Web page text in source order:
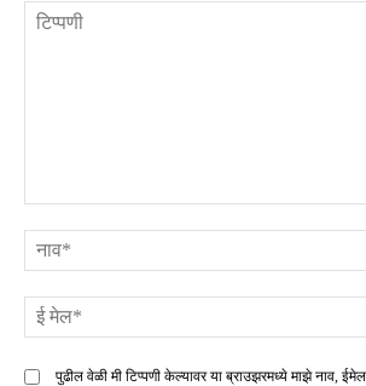
पुढील वेळी मी टिप्पणी केल्यावर या ब्राउझरमध्ये माझे नाव,